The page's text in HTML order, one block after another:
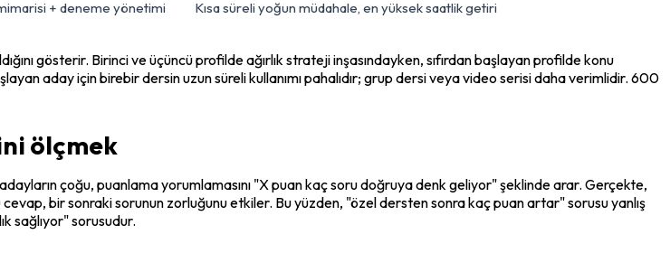
+ deneme yönetimi Kısa süreli yoğun müdahale, en yüksek saatlik getiri
gösterir. Birinci ve üçüncü profilde ağırlık strateji inşasındayken, sıfırdan başlayan profilde konu
aday için birebir dersin uzun süreli kullanımı pahalıdır; grup dersi veya video serisi daha verimlidir. 600
ölçmek
çoğu, puanlama yorumlamasını "X puan kaç soru doğruya denk geliyor" şeklinde arar. Gerçekte,
bir sonraki sorunun zorluğunu etkiler. Bu yüzden, "özel dersten sonra kaç puan artar" sorusu yanlış
sağlıyor" sorusudur.